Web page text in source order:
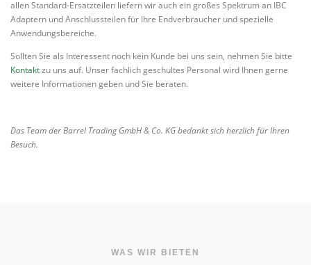
allen Standard-Ersatzteilen liefern wir auch ein großes Spektrum an IBC
Adaptern und Anschlussteilen für Ihre Endverbraucher und spezielle
Anwendungsbereiche.
Sollten Sie als Interessent noch kein Kunde bei uns sein, nehmen Sie bitte
Kontaktzu uns auf. Unser fachlich geschultes Personal wird Ihnen gerne
weitere Informationen geben und Sie beraten.
Das Team der Barrel Trading GmbH & Co. KG bedankt sich herzlich für Ihren
Besuch.
WAS WIR BIETEN